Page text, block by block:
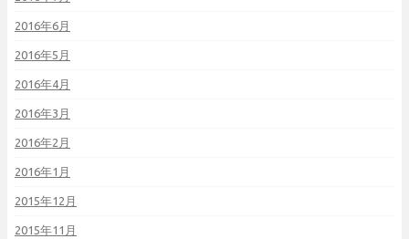
2016年6月
2016年5月
2016年4月
2016年3月
2016年2月
2016年1月
2015年12月
2015年11月